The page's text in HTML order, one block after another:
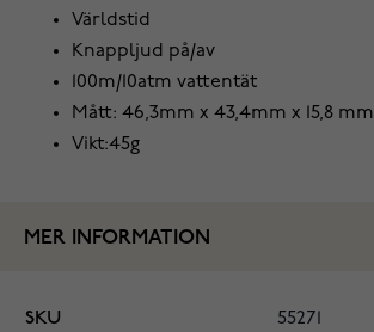
Världstid
Knappljud på/av
100m/10atm vattentät
Mått: 46,3mm x 43,4mm x 15,8 mm
Vikt:45g
MER INFORMATION
SKU 55271